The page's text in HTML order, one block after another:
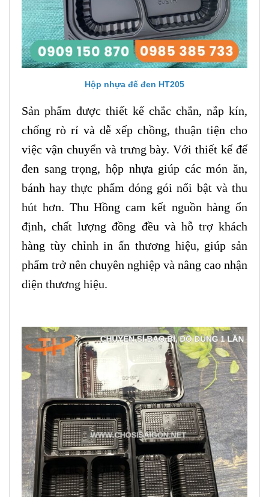
Hộp nhựa đế đen HT205
Sản phẩm được thiết kế chắc chắn, nắp kín,
chống rò rỉ và dễ xếp chồng, thuận tiện cho
việc vận chuyển và trưng bày. Với thiết kế đế
đen sang trọng, hộp nhựa giúp các món ăn,
bánh hay thực phẩm đóng gói nổi bật và thu
hút hơn. Thu Hồng cam kết nguồn hàng ổn
định, chất lượng đồng đều và hỗ trợ khách
hàng tùy chỉnh in ấn thương hiệu, giúp sản
phẩm trở nên chuyên nghiệp và nâng cao nhận
diện thương hiệu.